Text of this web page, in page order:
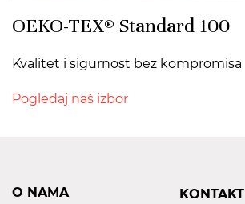
OEKO-TEX® Standard 100
Kvalitet i sigurnost bez kompromisa
Pogledaj naš izbor
O NAMA KONTAKT